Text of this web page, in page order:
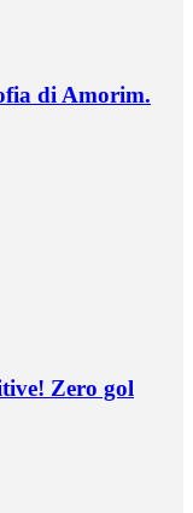
di Amorim.
Zero gol